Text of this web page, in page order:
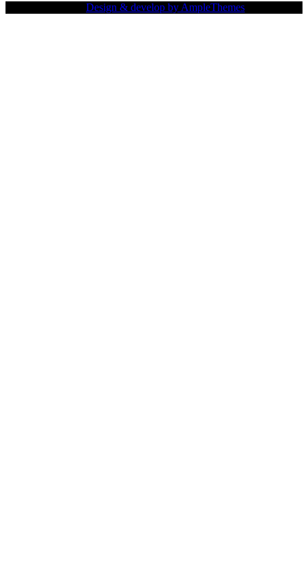
Design & develop by AmpleThemes